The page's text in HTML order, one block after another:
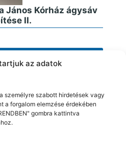
az adatok
személyre szabott hirdetések vagy
a forgalom elemzése érdekében
gombra kattintva
János Kórház ágysáv
II.